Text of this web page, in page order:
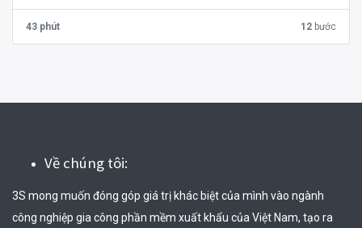
43 phút 12 bước
Về chúng tôi:
3S mong muốn đóng góp giá trị khác biệt của mình vào ngành
công nghiệp gia công phần mềm xuất khẩu của Việt Nam, tạo ra